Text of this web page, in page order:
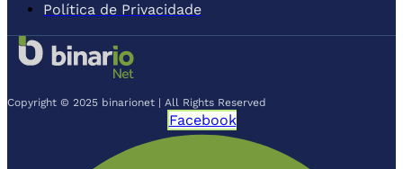
Política de Privacidade
Copyright © 2025 binarionet | All Rights Reserved
Facebook